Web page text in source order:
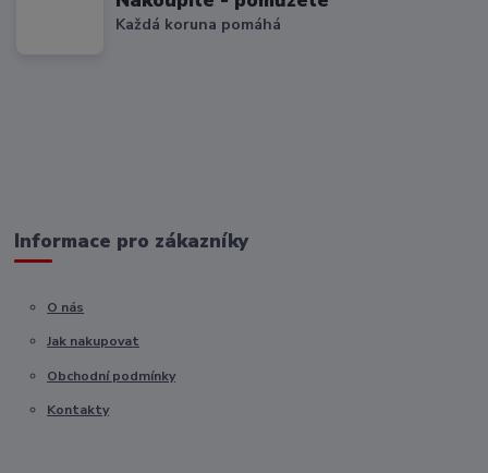
Každá koruna pomáhá
Informace pro zákazníky
O nás
Jak nakupovat
Obchodní podmínky
Kontakty